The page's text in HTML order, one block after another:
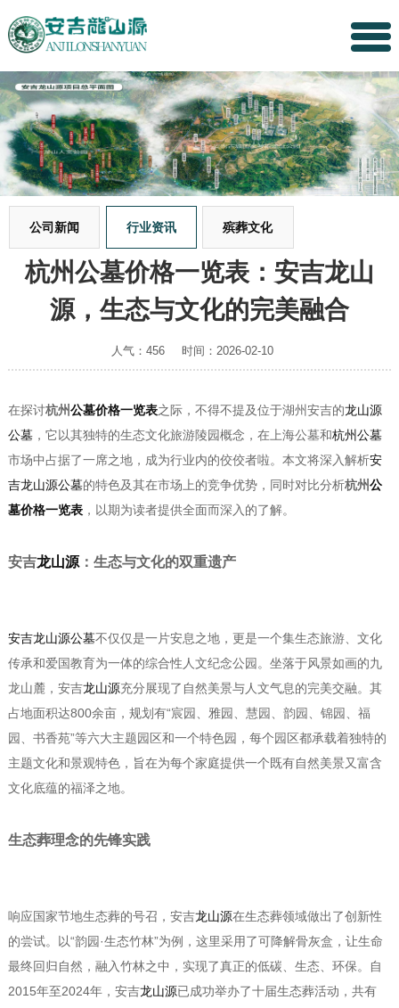
公司新闻 行业资讯 殡葬文化
杭州公墓价格一览表：安吉龙山
源，生态与文化的完美融合
人气：456 时间：2026-02-10
在探讨杭州公墓价格一览表之际，不得不提及位于湖州安吉的龙山源
公墓，它以其独特的生态文化旅游陵园概念，在上海公墓和杭州公墓
市场中占据了一席之地，成为行业内的佼佼者啦。本文将深入解析安
吉龙山源公墓的特色及其在市场上的竞争优势，同时对比分析杭州公
墓价格一览表，以期为读者提供全面而深入的了解。
安吉龙山源：生态与文化的双重遗产
安吉龙山源公墓不仅仅是一片安息之地，更是一个集生态旅游、文化
传承和爱国教育为一体的综合性人文纪念公园。坐落于风景如画的九
龙山麓，安吉龙山源充分展现了自然美景与人文气息的完美交融。其
占地面积达800余亩，规划有“宸园、雅园、慧园、韵园、锦园、福
园、书香苑”等六大主题园区和一个特色园，每个园区都承载着独特的
主题文化和景观特色，旨在为每个家庭提供一个既有自然美景又富含
文化底蕴的福泽之地。
生态葬理念的先锋实践
响应国家节地生态葬的号召，安吉龙山源在生态葬领域做出了创新性
的尝试。以“韵园·生态竹林”为例，这里采用了可降解骨灰盒，让生命
最终回归自然，融入竹林之中，实现了真正的低碳、生态、环保。自
2015年至2024年，安吉龙山源已成功举办了十届生态葬活动，共有